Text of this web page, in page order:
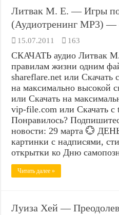
Литвак М. Е. — Игры
(Аудиотренинг MP3) —
15.07.2011 163
СКАЧАТЬ аудио Литвак
правилам жизни одним
shareflare.net или Скачать
на максимально высокой
или Скачать на
vip-file.com или Скачать с
Понравилось?
новости: 29 марта 💮
картинки с надписями,
открытки ко Дню
Читать далее »
Луиза Хей —